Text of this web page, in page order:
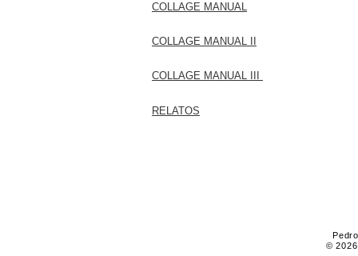
COLLAGE MANUAL
COLLAGE MANUAL II
COLLAGE MANUAL III
RELATOS
©